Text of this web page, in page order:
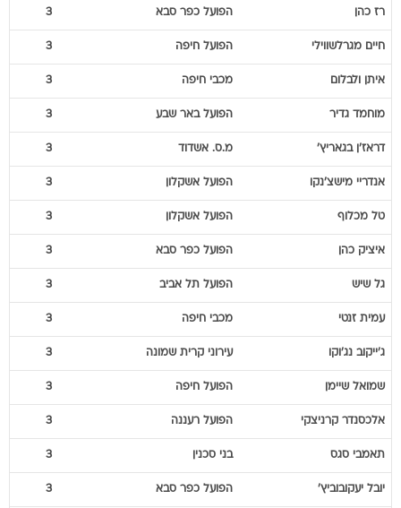
רז כהן הפועל כפר סבא 3
חיים מגרלשווילי הפועל חיפה 3
איתן ולבלום מכבי חיפה 3
מוחמד גדיר הפועל באר שבע 3
דראז'ן בגאריץ' מ.ס. אשדוד 3
אנדריי מישצ'נקו הפועל אשקלון 3
טל מכלוף הפועל אשקלון 3
איציק כהן הפועל כפר סבא 3
גל שיש הפועל תל אביב 3
עמית זנטי מכבי חיפה 3
ג'ייקוב נג'וקו עירוני קרית שמונה 3
שמואל שיימן הפועל חיפה 3
אלכסנדר קרניצקי הפועל רעננה 3
תאמבי סגס בני סכנין 3
יובל יעקובוביץ' הפועל כפר סבא 3